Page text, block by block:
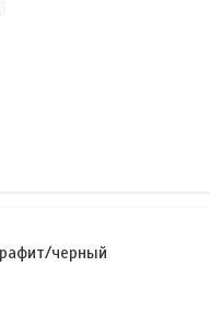
черный